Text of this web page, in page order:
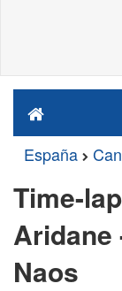
España
Time-
Aridane
Naos